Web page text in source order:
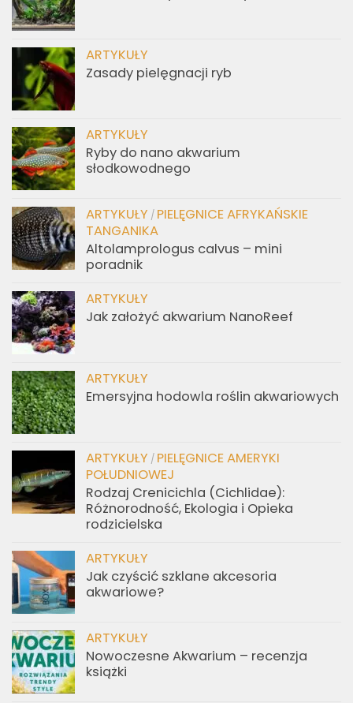
ARTYKUŁY
Zasady pielęgnacji ryb
ARTYKUŁY
Ryby do nano akwarium
słodkowodnego
ARTYKUŁY / PIELĘGNICE AFRYKAŃSKIE
TANGANIKA
Altolamprologus calvus – mini
poradnik
ARTYKUŁY
Jak założyć akwarium NanoReef
ARTYKUŁY
Emersyjna hodowla roślin akwariowych
ARTYKUŁY / PIELĘGNICE AMERYKI
POŁUDNIOWEJ
Rodzaj Crenicichla (Cichlidae):
Różnorodność, Ekologia i Opieka
rodzicielska
ARTYKUŁY
Jak czyścić szklane akcesoria
akwariowe?
ARTYKUŁY
Nowoczesne Akwarium – recenzja
książki